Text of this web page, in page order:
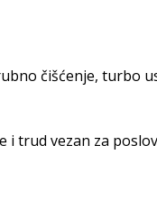
čišćenje, turbo
trud vezan za